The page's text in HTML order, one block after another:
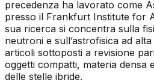
precedenza ha lavorato come
presso il Frankfurt Institute for
sua ricerca si concentra sulla
neutroni e sull’astrofisica ad
articoli sottoposti a revisione
oggetti compatti, materia densa
delle stelle ibride.